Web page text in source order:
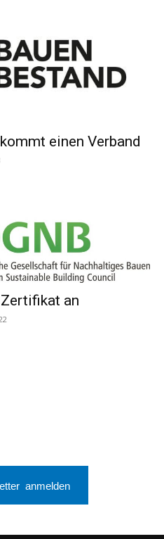
einen Verband
Zertifikat an
anmelden